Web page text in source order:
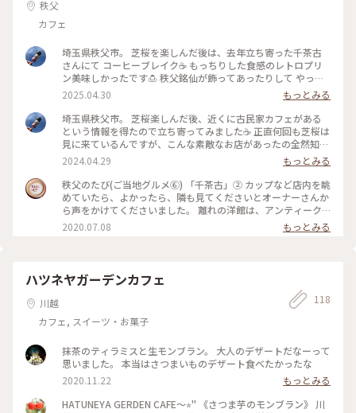
秩父
カフェ
埼玉県秩父市。 芝桜を楽しんだ後は、去年立ち寄った千茶古
さんにて コーヒーブレイク☕️ もっちりした食感のレトロプリ
ン美味しかったです🍮 秩父銘仙が飾ってあったりして やっぱ
り好きだなーこういうところ💕 ・ この時期はお食事メニュー
はお休みしているそうなので、いつかゆったり食事も楽しんで
みたいなぁーと思いました😊 ・ 2025.4.27📝 ・ #埼玉さんぽ #
秩父カフェ
2025.04.30
もっとみる
埼玉県秩父市。 芝桜楽しんだ後、近くに古民家カフェがある
という情報を得たので立ち寄ってみました☕️ 正直何回も芝桜は
見に来ているんですが、こんな素敵なお店があったの全然知り
ませんでした！ 炭火自家焙煎珈琲 千茶古(ちゃこ)さん。 ログ
ハウス風の建物の中には素敵なカップが並び、秩父銘仙を使っ
たインテリアも✨ 今はお食事メニューはお休みしているようで
すがゆったりとした雰囲気の中、美味しい珈琲とスイーツいた
だいてきました💕 ・ #埼玉さんぽ #秩父カフェ #千茶古
2024.04.29
もっとみる
秩父のたび(ご当地グルメ⑥) 「千茶古」② カップなど店内を眺
めていたら、よかったら、隣も見てくださいとオーナーさんか
ら声をかけてくださいました。 離れの洋館は、アンティーク
好きにはたまらない😣✨ この中で庭眺めながら過ごす時間って
とても素敵だなぁと、妄想に浸りました。 秩父のたび終わ
2020.07.08 もっとみる
ハツネヤガーデンカフェ
川越
カフェ, スイーツ・お菓子
118
抹茶のティラミスと生モンブラン。 大人のデザートだなーって
思いました。 本当はさつまいものデザート食べたかったな
2020.11.22
もっとみる
HATUNEYA GERDEN CAFE〜⭐︎" 《さつま芋のモンブラン》 川